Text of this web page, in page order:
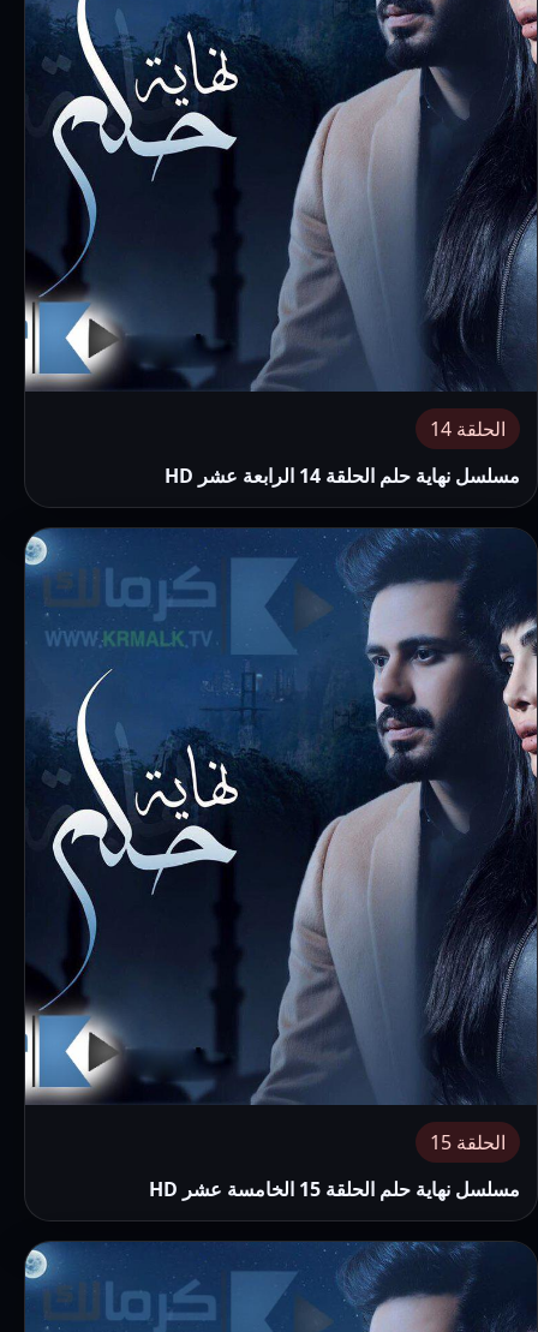
الحلقة 14
مسلسل نهاية حلم الحلقة 14 الرابعة عشر HD
الحلقة 15
مسلسل نهاية حلم الحلقة 15 الخامسة عشر HD